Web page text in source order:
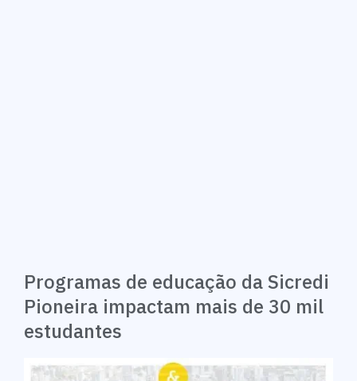
Programas de educação da Sicredi
Pioneira impactam mais de 30 mil
estudantes